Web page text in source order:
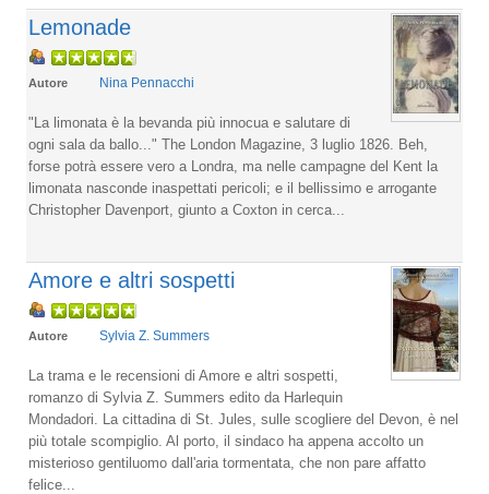
Lemonade
Autore Nina Pennacchi
"La limonata è la bevanda più innocua e salutare di
ogni sala da ballo..." The London Magazine, 3 luglio 1826. Beh,
forse potrà essere vero a Londra, ma nelle campagne del Kent la
limonata nasconde inaspettati pericoli; e il bellissimo e arrogante
Christopher Davenport, giunto a Coxton in cerca...
Amore e altri sospetti
Autore Sylvia Z. Summers
La trama e le recensioni di Amore e altri sospetti,
romanzo di Sylvia Z. Summers edito da Harlequin
Mondadori. La cittadina di St. Jules, sulle scogliere del Devon, è nel
più totale scompiglio. Al porto, il sindaco ha appena accolto un
misterioso gentiluomo dall'aria tormentata, che non pare affatto
felice...